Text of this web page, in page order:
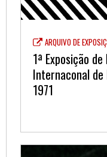
ARQUIVO DE
1ª Exposição
Internaconal de
1971